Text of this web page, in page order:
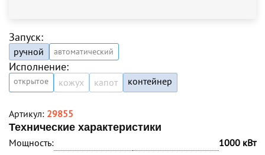
Запуск:
ручной автоматический
Исполнение:
открытое кожух капот контейнер
Артикул: 29855
Технические характеристики
Мощность:
1000 кВт